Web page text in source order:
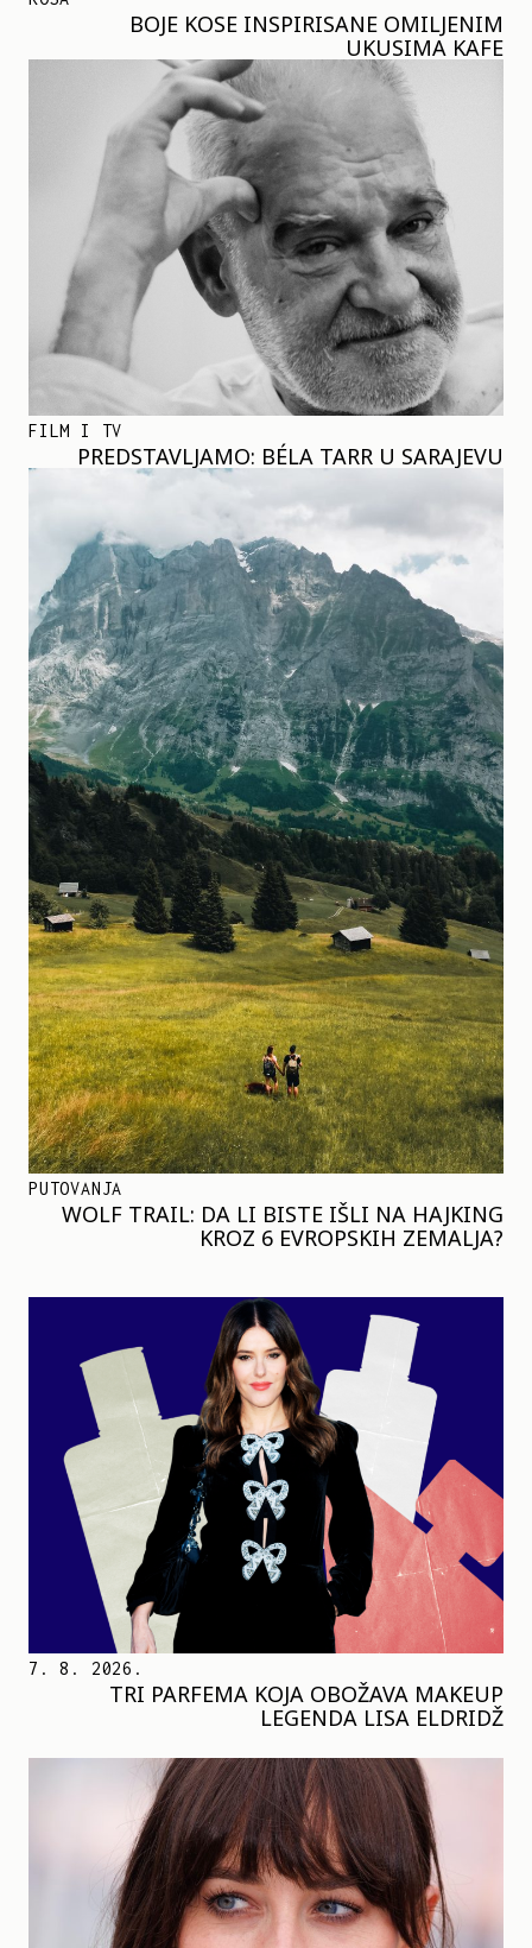
BOJE KOSE INSPIRISANE OMILJENIM
UKUSIMA KAFE
FILM I TV
PREDSTAVLJAMO: BÉLA TARR U SARAJEVU
PUTOVANJA
WOLF TRAIL: DA LI BISTE IŠLI NA HAJKING
KROZ 6 EVROPSKIH ZEMALJA?
7. 8. 2026.
TRI PARFEMA KOJA OBOŽAVA MAKEUP
LEGENDA LISA ELDRIDŽ